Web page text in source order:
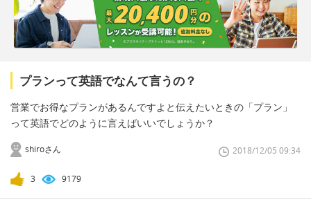
プランって英語でなんて言うの？
営業でお得なプランがあるんですよと伝えたいときの「プラン」
って英語でどのように言えばいいでしょうか？
shiroさん 2018/12/05 09:34
3 9179